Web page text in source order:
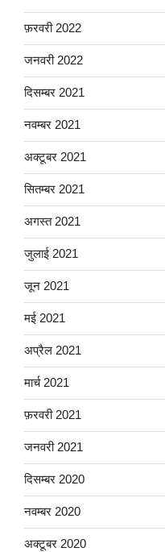
फ़रवरी 2022
जनवरी 2022
दिसम्बर 2021
नवम्बर 2021
अक्टूबर 2021
सितम्बर 2021
अगस्त 2021
जुलाई 2021
जून 2021
मई 2021
अप्रैल 2021
मार्च 2021
फ़रवरी 2021
जनवरी 2021
दिसम्बर 2020
नवम्बर 2020
अक्टूबर 2020